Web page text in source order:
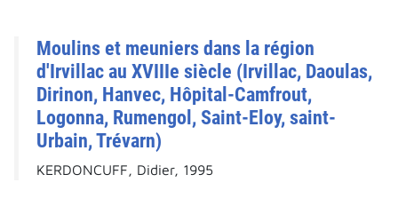
Moulins et meuniers dans la région
d'Irvillac au XVIIIe siècle (Irvillac, Daoulas,
Dirinon, Hanvec, Hôpital-Camfrout,
Logonna, Rumengol, Saint-Eloy, saint-
Urbain, Trévarn)
KERDONCUFF, Didier, 1995